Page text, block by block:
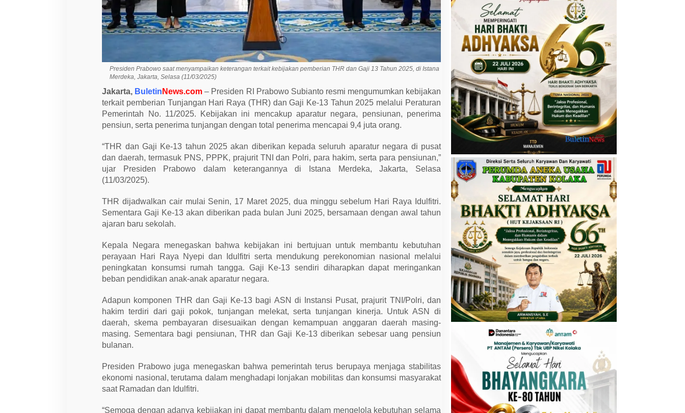
K
e
-
1
h
u
2
2
5
n
u
9
,
J
t
a
P
e
n
m
a
Presiden Prabowo saat menyampaikan keterangan terkait kebijakan pemberian THR dan Gaji 13 Tahun 2025, di Istana
Merdeka, Jakarta, Selasa (11/03/2025)
Jakarta, Buletin News.com – Presiden RI Prabowo Subianto resmi mengumumkan kebijakan
terkait pemberian Tunjangan Hari Raya (THR) dan Gaji Ke-13 Tahun 2025 melalui Peraturan
Pemerintah No. 11/2025. Kebijakan ini mencakup aparatur negara, pensiunan, penerima
pensiun, serta penerima tunjangan dengan total penerima mencapai 9,4 juta orang.
“THR dan Gaji Ke-13 tahun 2025 akan diberikan kepada seluruh aparatur negara di pusat
dan daerah, termasuk PNS, PPPK, prajurit TNI dan Polri, para hakim, serta para pensiunan,”
ujar Presiden Prabowo dalam keterangannya di Istana Merdeka, Jakarta, Selasa
(11/03/2025).
THR dijadwalkan cair mulai Senin, 17 Maret 2025, dua minggu sebelum Hari Raya Idulfitri.
Sementara Gaji Ke-13 akan diberikan pada bulan Juni 2025, bersamaan dengan awal tahun
ajaran baru sekolah.
Kepala Negara menegaskan bahwa kebijakan ini bertujuan untuk membantu kebutuhan
perayaan Hari Raya Nyepi dan Idulfitri serta mendukung perekonomian nasional melalui
peningkatan konsumsi rumah tangga. Gaji Ke-13 sendiri diharapkan dapat meringankan
beban pendidikan anak-anak aparatur negara.
Adapun komponen THR dan Gaji Ke-13 bagi ASN di Instansi Pusat, prajurit TNI/Polri, dan
hakim terdiri dari gaji pokok, tunjangan melekat, serta tunjangan kinerja. Untuk ASN di
daerah, skema pembayaran disesuaikan dengan kemampuan anggaran daerah masing-
masing. Sementara bagi pensiunan, THR dan Gaji Ke-13 diberikan sebesar uang pensiun
bulanan.
Presiden Prabowo juga menegaskan bahwa pemerintah terus berupaya menjaga stabilitas
ekonomi nasional, terutama dalam menghadapi lonjakan mobilitas dan konsumsi masyarakat
saat Ramadan dan Idulfitri.
“Semoga dengan adanya kebijakan ini dapat membantu dalam mengelola kebutuhan selama